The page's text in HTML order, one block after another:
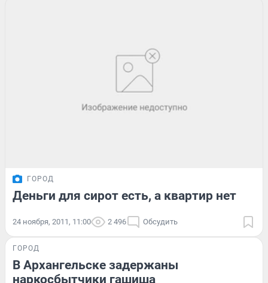
ГОРОД
Деньги для сирот есть, а квартир нет
24 ноября, 2011, 11:00 2 496 Обсудить
ГОРОД
В Архангельске задержаны
наркосбытчики гашиша